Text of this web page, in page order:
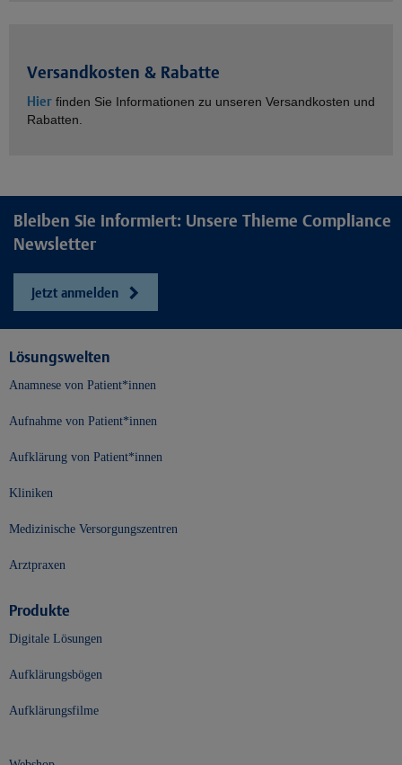
Versandkosten & Rabatte
Hier finden Sie Informationen zu unseren Versandkosten und
Rabatten.
Bleiben Sie informiert: Unsere Thieme Compliance
Newsletter
Jetzt anmelden
Lösungswelten
Anamnese von Patient*innen
Aufnahme von Patient*innen
Aufklärung von Patient*innen
Kliniken
Medizinische Versorgungszentren
Arztpraxen
Produkte
Digitale Lösungen
Aufklärungsbögen
Aufklärungsfilme